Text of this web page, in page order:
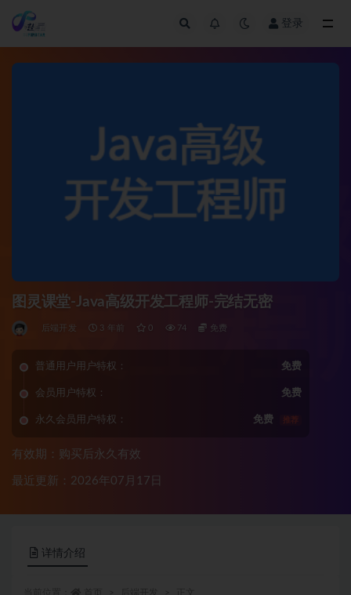
登录
图灵课堂-Java高级开发工程师-完结无密
后端开发 3 年前 0 74 免费
普通用户用户特权： 免费
会员用户特权： 免费
永久会员用户特权： 免费 推荐
有效期：购买后永久有效
最近更新：2026年07月17日
详情介绍